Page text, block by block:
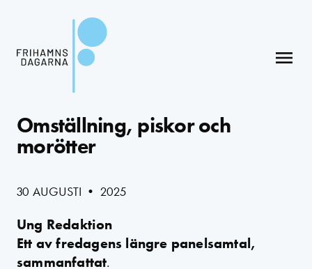
menu
Omställning, piskor och
morötter
30 AUGUSTI • 2025
Ung Redaktion
Ett av fredagens längre panelsamtal,
sammanfattat.